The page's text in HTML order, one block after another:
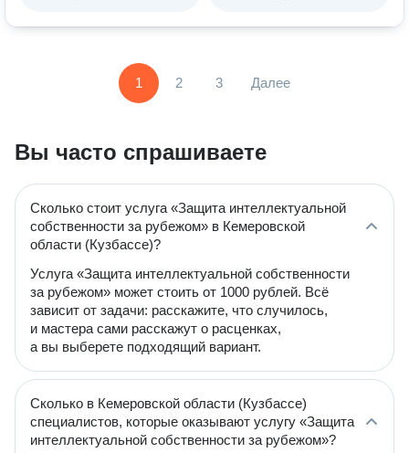
1 2 3 Далее
Вы часто спрашиваете
Сколько стоит услуга «Защита интеллектуальной
собственности за рубежом» в Кемеровской
области (Кузбассе)?
Услуга «Защита интеллектуальной собственности
за рубежом» может стоить от 1000 рублей. Всё
зависит от задачи: расскажите, что случилось,
и мастера сами расскажут о расценках,
а вы выберете подходящий вариант.
Сколько в Кемеровской области (Кузбассе)
специалистов, которые оказывают услугу «Защита
интеллектуальной собственности за рубежом»?